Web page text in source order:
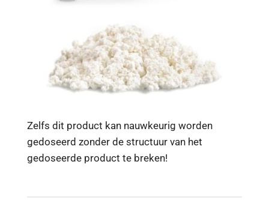
Zelfs dit product kan nauwkeurig worden
gedoseerd zonder de structuur van het
gedoseerde product te breken!